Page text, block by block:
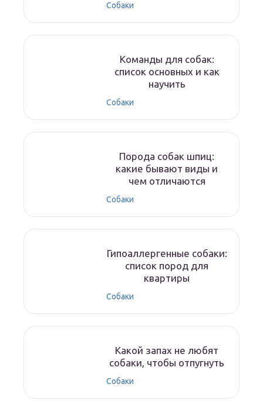
Собаки
Команды для собак:
список основных и как
научить
Собаки
Порода собак шпиц:
какие бывают виды и
чем отличаются
Собаки
Гипоаллергенные собаки:
список пород для
квартиры
Собаки
Какой запах не любят
собаки, чтобы отпугнуть
Собаки